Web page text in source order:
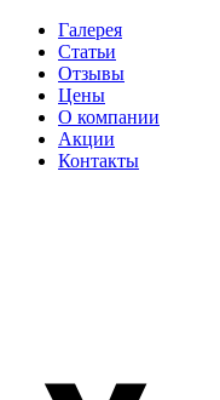
Галерея
Статьи
Отзывы
Цены
О компании
Акции
Контакты